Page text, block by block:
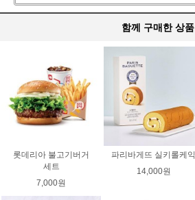
함께 구매한 상품
롯데리아 불고기버거
세트
7,000원
파리바게뜨 실키롤케익
14,000원